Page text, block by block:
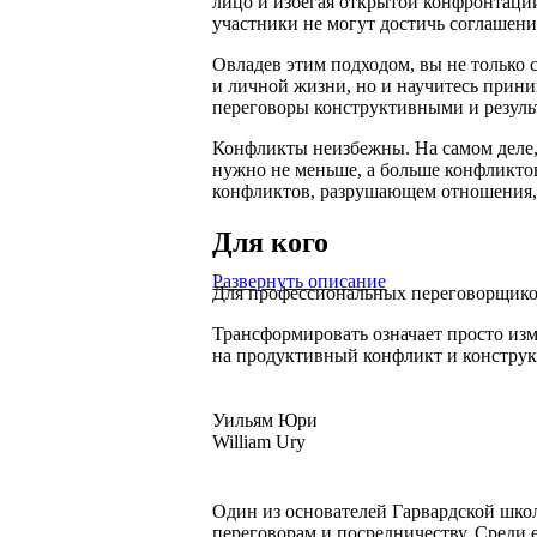
участники не могут достичь
Овладев этим подходом, вы не только
и личной жизни, но и научитесь
переговоры конструктивными и
Конфликты неизбежны. На самом деле,
нужно не меньше, а больше
конфликтов, разрушающем
Для кого
Для профессиональных
Трансформировать означает просто
на продуктивный конфликт и
Развернуть описание
Уильям Юри
William Ury
Один из основателей Гарвардской